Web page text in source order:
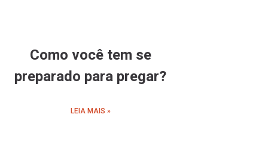
Como você tem se
preparado para pregar?
LEIA MAIS »